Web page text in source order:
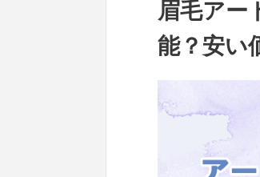
眉毛アー
能？安い